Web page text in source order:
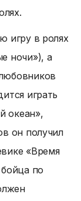
игру в ролях
ночи»), а
играть
океан»,
он получил
«Время
по